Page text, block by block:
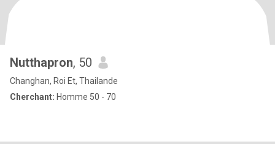
Nutthapron, 50
Changhan, Roi Et, Thailande
Cherchant: Homme 50 - 70